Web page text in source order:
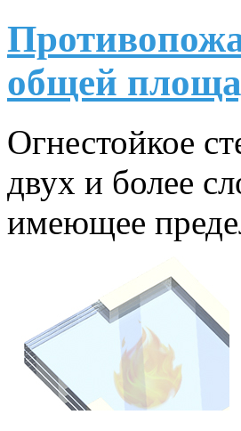
общей
Огнестойкое
двух и более
имеющее